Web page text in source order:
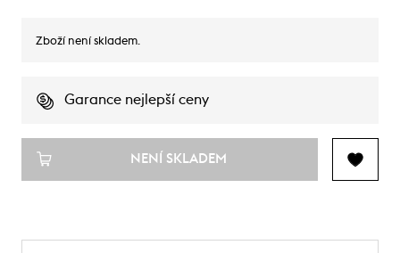
Zboží není skladem.
Garance nejlepší ceny
NENÍ SKLADEM